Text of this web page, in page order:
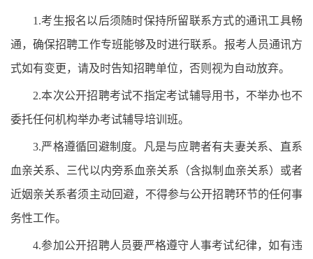
1.考生报名以后须随时保持所留联系方式的通讯工具畅
通，确保招聘工作专班能够及时进行联系。报考人员通讯方
式如有变更，请及时告知招聘单位，否则视为自动放弃。
2.本次公开招聘考试不指定考试辅导用书，不举办也不
委托任何机构举办考试辅导培训班。
3.严格遵循回避制度。凡是与应聘者有夫妻关系、直系
血亲关系、三代以内旁系血亲关系（含拟制血亲关系）或者
近姻亲关系者须主动回避，不得参与公开招聘环节的任何事
务性工作。
4.参加公开招聘人员要严格遵守人事考试纪律，如有违